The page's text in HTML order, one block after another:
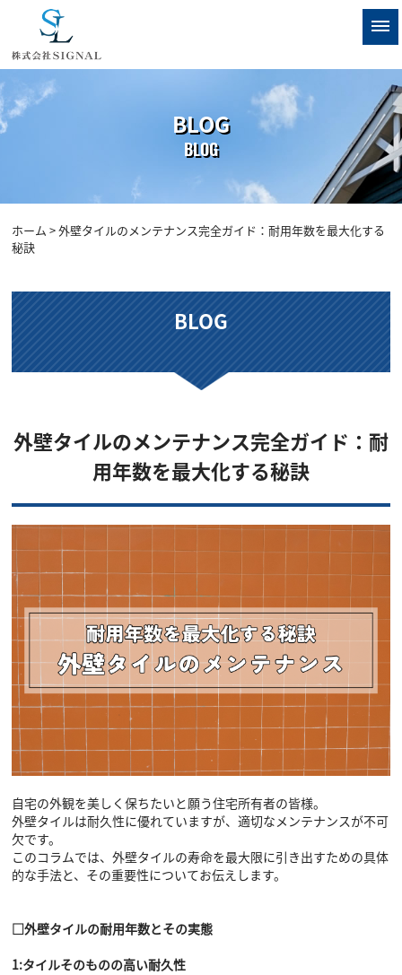
BLOG
BLOG
ホーム > 外壁タイルのメンテナンス完全ガイド：耐用年数を最大化する
秘訣
BLOG
外壁タイルのメンテナンス完全ガイド：耐
用年数を最大化する秘訣
自宅の外観を美しく保ちたいと願う住宅所有者の皆様。
外壁タイルは耐久性に優れていますが、適切なメンテナンスが不可
欠です。
このコラムでは、外壁タイルの寿命を最大限に引き出すための具体
的な手法と、その重要性についてお伝えします。
□外壁タイルの耐用年数とその実態
1:タイルそのものの高い耐久性